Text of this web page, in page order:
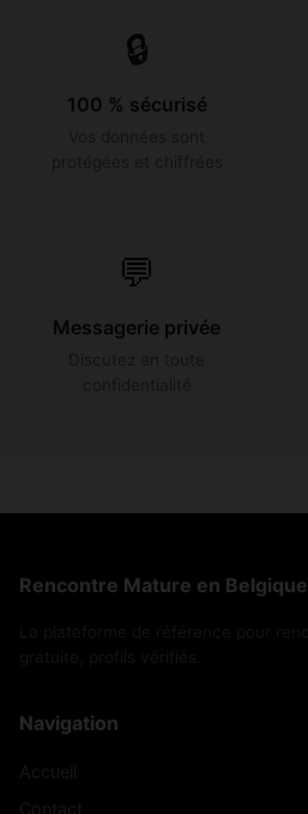
🔒
100 % sécurisé
💬
Messagerie privée
Rencontre Mature en Belgique
Navigation